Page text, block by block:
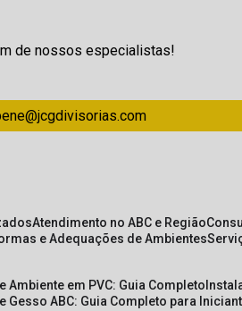
de nossos especialistas!
Atendimento no ABC e Região
e Adequações de Ambientes
Ambiente em PVC: Guia Completo
Gesso ABC: Guia Completo para